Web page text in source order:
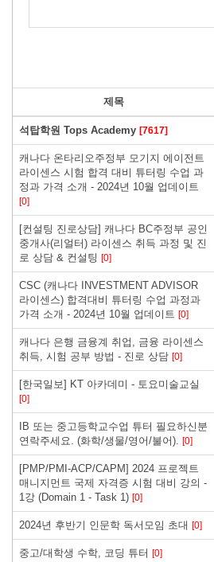
제목
석탑학원 Tops Academy [7617]
캐나다 온타리오주정부 모기지 에이전트
라이센스 시험 합격 대비 튜터링 수업 과
정과 가격 소개 - 2024년 10월 업데이트
[0]
[컨설팅 진로상담] 캐나다 BC주정부 공인
중개사(리얼터) 라이센스 취득 과정 및 진
로 상담 & 컨설팅 [0]
CSC (캐나다 INVESTMENT ADVISOR
라이센스) 합격대비 튜터링 수업 과정과
가격 소개 - 2024년 10월 업데이트 [0]
캐나다 은행 금융계 취업, 금융 라이센스
취득, 시험 공부 방법 - 진로 상담 [0]
[한국일보] KT 아카데미 - 토요미술교실
[0]
IB 또는 중고등학교수업 튜터 필요하신분
연락주세요. (화학/생물/영어/불어). [0]
[PMP/PMI-ACP/CAPM] 2024 프로젝트
매니지먼트 국제 자격증 시험 대비 강의 -
1강 (Domain 1 - Task 1) [0]
2024년 후반기 인문학 독서모임 초대 [0]
중고/대학생 수학, 코딩 튜터 [0]